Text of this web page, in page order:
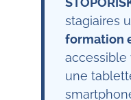
stagiaires
formation
accessible
une